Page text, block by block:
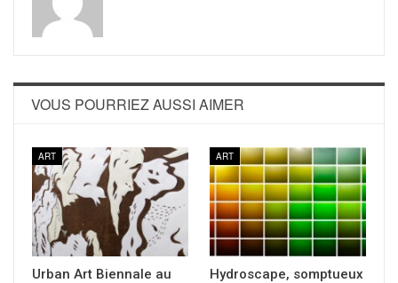
VOUS POURRIEZ AUSSI AIMER
ART
Urban Art Biennale au
ART
Hydroscape, somptueux